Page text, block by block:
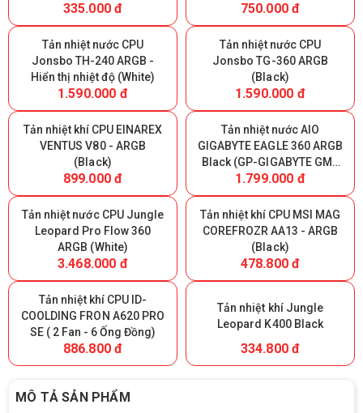
335.000 đ 750.000 đ
Tản nhiệt nước CPU
Jonsbo TH-240 ARGB -
Hiển thị nhiệt độ (White)
1.590.000 đ
Tản nhiệt nước CPU
Jonsbo TG-360 ARGB
(Black)
1.590.000 đ
Tản nhiệt khí CPU EINAREX
VENTUS V80 - ARGB
(Black)
899.000 đ
Tản nhiệt nước AIO
GIGABYTE EAGLE 360 ARGB
Black (GP-GIGABYTE GME
360)
1.799.000 đ
Tản nhiệt nước CPU Jungle
Leopard Pro Flow 360
ARGB (White)
3.468.000 đ
Tản nhiệt khí CPU MSI MAG
COREFROZR AA13 - ARGB
(Black)
478.800 đ
Tản nhiệt khí CPU ID-
COOLDING FRON A620 PRO
SE ( 2 Fan - 6 Ống Đồng)
886.800 đ
Tản nhiệt khí Jungle
Leopard K400 Black
334.800 đ
MÔ TẢ SẢN PHẨM